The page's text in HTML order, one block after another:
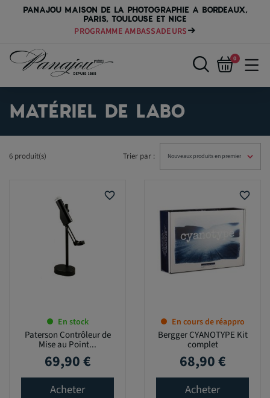
PANAJOU MAISON DE LA PHOTOGRAPHIE A BORDEAUX,
PARIS, TOULOUSE ET NICE
PROGRAMME AMBASSADEURS
0
MATÉRIEL DE LABO
6 produit(s) Trier par :
favorite_border
En stock
Paterson Contrôleur de
Mise au Point...
Prix
69,90 €
Acheter
favorite_border
En cours de réappro
Bergger CYANOTYPE Kit
complet
Prix
68,90 €
Acheter